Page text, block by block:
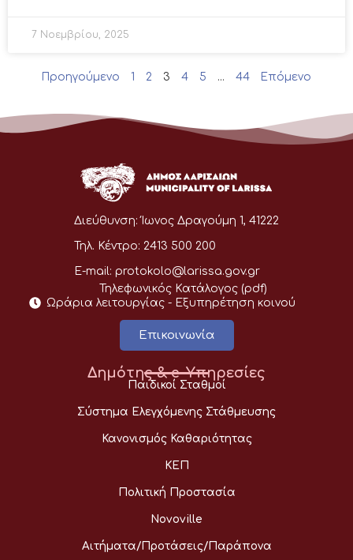
7 Νοεμβρίου, 2025
Προηγούμενο 1 2 3 4 5 … 44 Επόμενο
Διεύθυνση: Ίωνος Δραγούμη 1, 41222
Τηλ. Κέντρο: 2413 500 200
E-mail: protokolo@larissa.gov.gr
Τηλεφωνικός Κατάλογος (pdf)
Ωράρια λειτουργίας - Eξυπηρέτηση κοινού
Επικοινωνία
Δημότης & e-Υπηρεσίες
Παιδικοί Σταθμοί
Σύστημα Ελεγχόμενης Στάθμευσης
Κανονισμός Καθαριότητας
ΚΕΠ
Πολιτική Προστασία
Novoville
Αιτήματα/Προτάσεις/Παράπονα